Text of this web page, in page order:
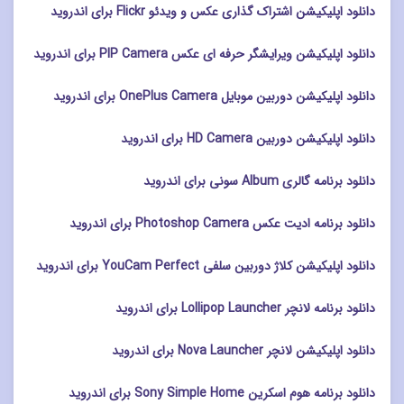
دانلود اپلیکیشن اشتراک گذاری عکس و ویدئو Flickr برای اندروید
دانلود اپلیکیشن ویرایشگر حرفه ای عکس PIP Camera برای اندروید
دانلود اپلیکیشن دوربین موبایل OnePlus Camera برای اندروید
دانلود اپلیکیشن دوربین HD Camera برای اندروید
دانلود برنامه گالری Album سونی برای اندروید
دانلود برنامه ادیت عکس Photoshop Camera برای اندروید
دانلود اپلیکیشن کلاژ دوربین سلفی YouCam Perfect برای اندروید
دانلود برنامه لانچر Lollipop Launcher برای اندروید
دانلود اپلیکیشن لانچر Nova Launcher برای اندروید
دانلود برنامه هوم اسکرین Sony Simple Home برای اندروید